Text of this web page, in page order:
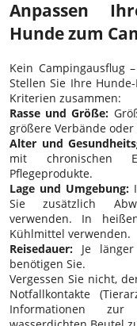
Anpassen
Hunde zum
Kein Campingausflug
Stellen Sie Ihre
Kriterien zusammen:
Rasse und Größe:
größere Verbände
Alter und
mit chronischen
Pflegeprodukte.
Lage und Umgebung:
Sie zusätzlich
verwenden. In
Kühlmittel verwenden.
Reisedauer: Je
benötigen Sie.
Vergessen Sie nicht,
Notfallkontakte
Informationen zur